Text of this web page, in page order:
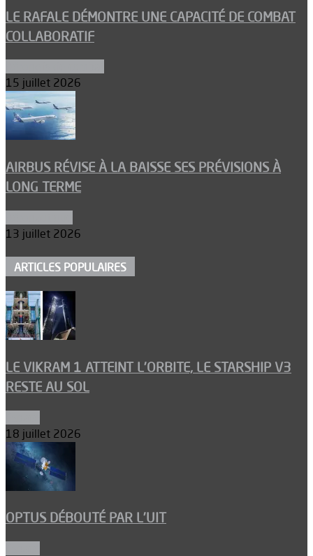
LE RAFALE DÉMONTRE UNE CAPACITÉ DE COMBAT
COLLABORATIF
15 juillet 2026
AIRBUS RÉVISE À LA BAISSE SES PRÉVISIONS À
LONG TERME
13 juillet 2026
ARTICLES POPULAIRES
LE VIKRAM 1 ATTEINT L’ORBITE, LE STARSHIP V3
RESTE AU SOL
18 juillet 2026
OPTUS DÉBOUTÉ PAR L’UIT